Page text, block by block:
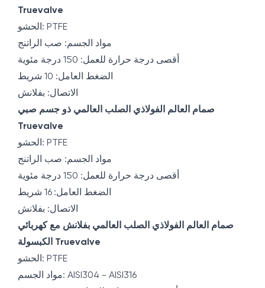
Truevalve
الحشو: PTFE
مواد الجسم: صب الراتنج
أقصى درجة حرارة للعمل: 150 درجة مئوية
الضغط العامل: 10 شريط
الاتصال: بفلانش
صمام العالم الفولاذي الصلب العالمي ذو جسم صبي
Truevalve
الحشو: PTFE
مواد الجسم: صب الراتنج
أقصى درجة حرارة للعمل: 150 درجة مئوية
الضغط العامل: 16 شريط
الاتصال: بفلانش
صمام العالم الفولاذي الصلب العالمي بفلانش مع كهربائي
الكبسولة Truevalve
الحشو: PTFE
مواد الجسم: AISI304 - AISI316